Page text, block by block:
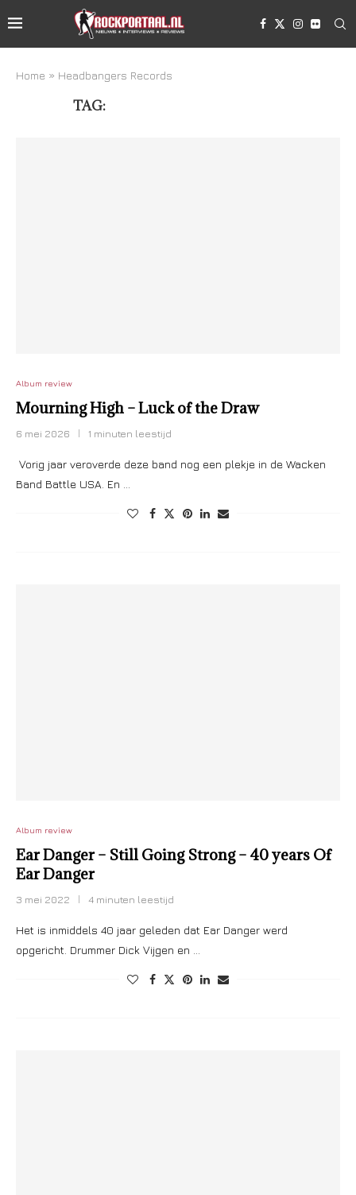
Home » Headbangers Records
TAG:
Album review
Mourning High – Luck of the Draw
6 mei 2026 1 minuten leestijd
Vorig jaar veroverde deze band nog een plekje in de Wacken
Band Battle USA. En …
Album review
Ear Danger – Still Going Strong – 40 years Of
Ear Danger
3 mei 2022 4 minuten leestijd
Het is inmiddels 40 jaar geleden dat Ear Danger werd
opgericht. Drummer Dick Vijgen en …